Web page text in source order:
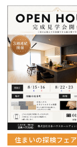
IR情報
木材調達指針
グループ会社紹介
CMギャラリー
採用情報
住まいの探検フェア